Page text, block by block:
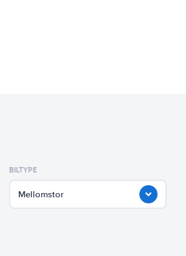
BILTYPE
Mellomstor